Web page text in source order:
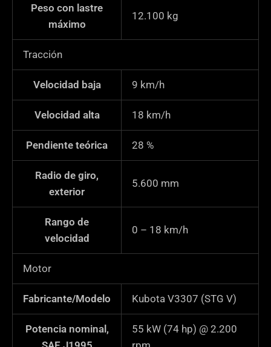
Peso con lastre
máximo
12.100 kg
Tracción
Velocidad baja 9 km/h
Velocidad alta 18 km/h
Pendiente teórica 28 %
Radio de giro,
exterior
5.600 mm
Rango de
velocidad
0 – 18 km/h
Motor
Fabricante/Modelo Kubota V3307 (STG V)
Potencia nominal,
55 kW (74 hp) @ 2.200